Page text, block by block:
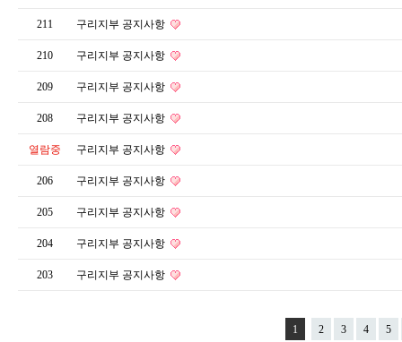
211 구리지부 공지사항
210 구리지부 공지사항
209 구리지부 공지사항
208 구리지부 공지사항
열람중 구리지부 공지사항
206 구리지부 공지사항
205 구리지부 공지사항
204 구리지부 공지사항
203 구리지부 공지사항
1 2 3 4 5